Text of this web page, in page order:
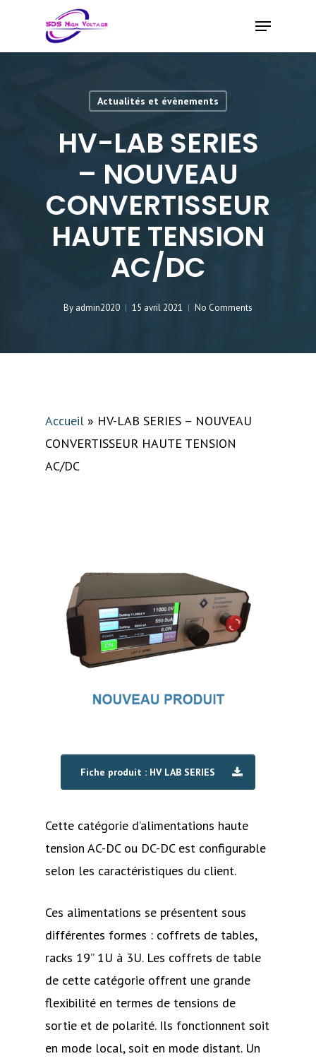
main
Menu
Actualités et évènements
HV-LAB SERIES
– NOUVEAU
CONVERTISSEUR
HAUTE TENSION
AC/DC
By admin2020 15 avril 2021 No Comments
Accueil » HV-LAB SERIES – NOUVEAU
CONVERTISSEUR HAUTE TENSION
AC/DC
Fiche produit : HV LAB SERIES
Cette catégorie d’alimentations haute
tension AC-DC ou DC-DC est configurable
selon les caractéristiques du client.
Ces alimentations se présentent sous
différentes formes : coffrets de tables,
racks 19’’ 1U à 3U. Les coffrets de table
de cette catégorie offrent une grande
flexibilité en termes de tensions de
sortie et de polarité. Ils fonctionnent soit
en mode local, soit en mode distant. Un